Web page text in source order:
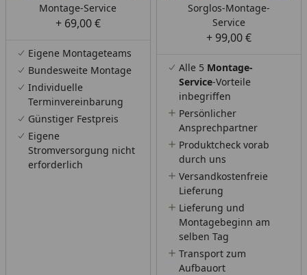
Montage-Service
+ 69,00 €
Eigene Montageteams
Bundesweite Montage
Individuelle
Terminvereinbarung
Günstiger Festpreis
Eigene
Stromversorgung nicht
erforderlich
Sorglos-Montage-
Service
+ 99,00 €
Alle 5 Montage-
Service-Vorteile
inbegriffen
Persönlicher
Ansprechpartner
Produktcheck vorab
durch uns
Versandkostenfreie
Lieferung
Lieferung und
Montagebeginn am
selben Tag
Transport zum
Aufbauort